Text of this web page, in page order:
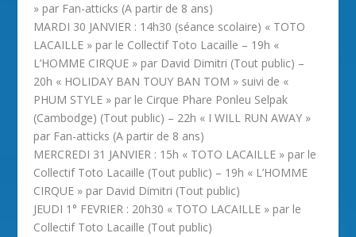
» par Fan-atticks (A partir de 8 ans)
MARDI 30 JANVIER : 14h30 (séance scolaire) « TOTO
LACAILLE » par le Collectif Toto Lacaille – 19h «
L’HOMME CIRQUE » par David Dimitri (Tout public) –
20h « HOLIDAY BAN TOUY BAN TOM » suivi de «
PHUM STYLE » par le Cirque Phare Ponleu Selpak
(Cambodge) (Tout public) – 22h « I WILL RUN AWAY »
par Fan-atticks (A partir de 8 ans)
MERCREDI 31 JANVIER : 15h « TOTO LACAILLE » par le
Collectif Toto Lacaille (Tout public) – 19h « L’HOMME
CIRQUE » par David Dimitri (Tout public)
JEUDI 1° FEVRIER : 20h30 « TOTO LACAILLE » par le
Collectif Toto Lacaille (Tout public)